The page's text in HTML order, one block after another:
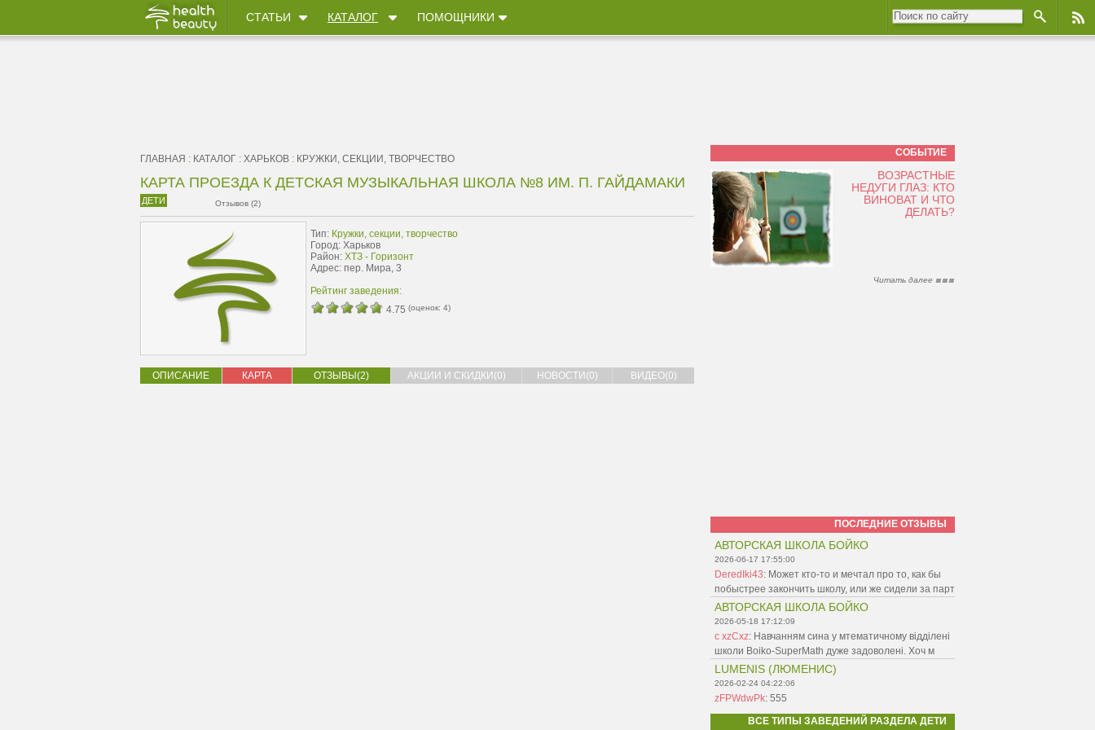
СТАТЬИ КАТАЛОГ ПОМОЩНИКИ
ГЛАВНАЯ : КАТАЛОГ : ХАРЬКОВ : КРУЖКИ, СЕКЦИИ, ТВОРЧЕСТВО
КАРТА ПРОЕЗДА К ДЕТСКАЯ МУЗЫКАЛЬНАЯ ШКОЛА №8 ИМ. П. ГАЙДАМАКИ
ДЕТИ Отзывов (2)
Тип: Кружки, секции, творчество
Город: Харьков
Район: ХТЗ - Горизонт
Адрес: пер. Мира, 3
Рейтинг заведения:
4.75 (оценок: 4)
ОПИСАНИЕ КАРТА ОТЗЫВЫ(2) АКЦИИ И СКИДКИ(0) НОВОСТИ(0) ВИДЕО(0)
СОБЫТИЕ
ВОЗРАСТНЫЕ
НЕДУГИ ГЛАЗ: КТО
ВИНОВАТ И ЧТО
ДЕЛАТЬ?
Читать далее
ПОСЛЕДНИЕ ОТЗЫВЫ
АВТОРСКАЯ ШКОЛА БОЙКО
2026-06-17 17:55:00
DeredIki43: Может кто-то и мечтал про то, как бы
побыстрее закончить школу, или же сидели за парт
АВТОРСКАЯ ШКОЛА БОЙКО
2026-05-18 17:12:09
c xzCxz: Навчанням сина у мтематичному відділені
школи Boiko-SuperMath дуже задоволені. Хоч м
LUMENIS (ЛЮМЕНИС)
2026-02-24 04:22:06
zFPWdwPk: 555
ВСЕ ТИПЫ ЗАВЕДЕНИЙ РАЗДЕЛА ДЕТИ